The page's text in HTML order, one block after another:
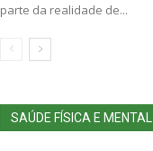
parte da realidade de...
SAÚDE FÍSICA E MENTAL